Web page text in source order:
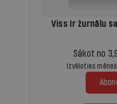
Viss Ir žurnālu
Sākot no
Izvēloties